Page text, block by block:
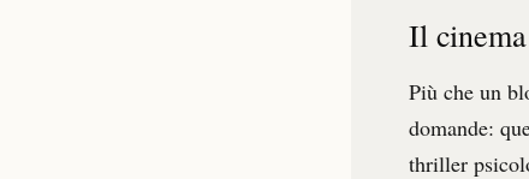
Il
Più che un
domande:
thriller